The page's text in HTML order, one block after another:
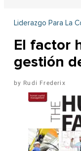
Liderazgo Para La
El factor
gestión
Rudi Frederix